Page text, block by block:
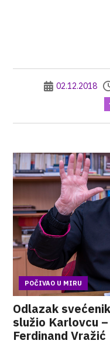
02.12.2018
POČIVAO U MIRU
Odlazak
služio Karlovcu
Ferdinand Vražić